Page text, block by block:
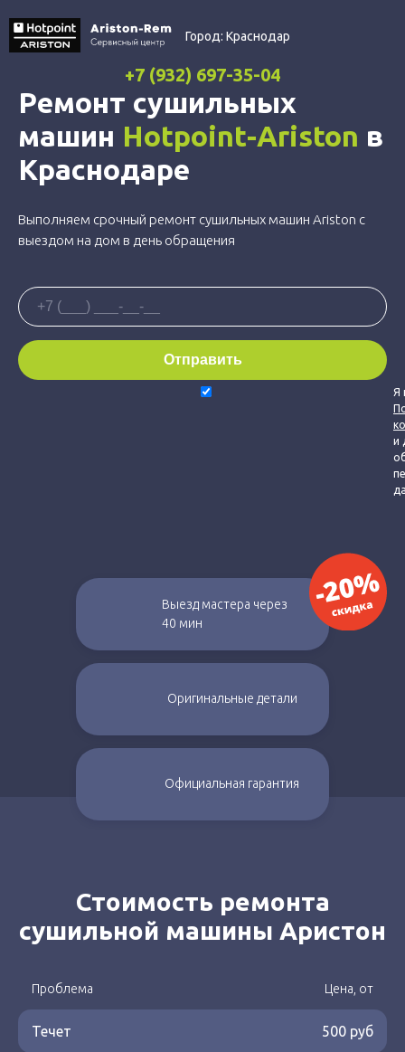
Город: Краснодар
+7 (932) 697-35-04
Ремонт сушильных
машин Hotpoint-Ariston в
Краснодаре
Выполняем срочный ремонт сушильных машин Ariston с
выездом на дом в день обращения
Я
и
Выезд мастера через
40 мин
Оригинальные детали
Официальная гарантия
Стоимость ремонта
сушильной машины Аристон
Проблема Цена, от
Течет 500 руб